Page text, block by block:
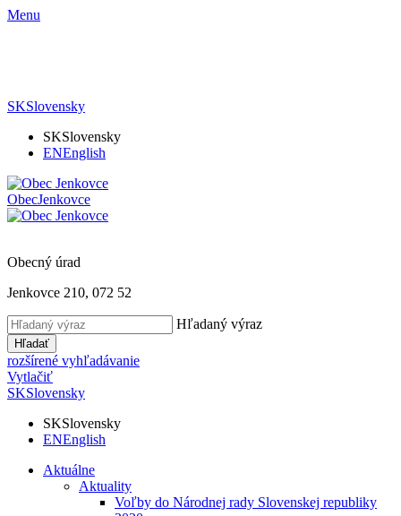
Menu
SKSlovensky
SKSlovensky
ENEnglish
ObecJenkovce
Obecný úrad
Jenkovce 210, 072 52
Hľadaný výraz
Hľadať
rozšírené vyhľadávanie
Vytlačiť
SKSlovensky
SKSlovensky
ENEnglish
Aktuálne
Aktuality
Voľby do Národnej rady Slovenskej republiky